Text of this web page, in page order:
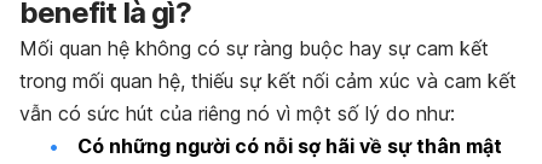
benefit là gì?
Mối quan hệ không có sự ràng buộc hay sự cam kết
trong mối quan hệ, thiếu sự kết nối cảm xúc và cam kết
vẫn có sức hút của riêng nó vì một số lý do như:
Có những người có nỗi sợ hãi về sự thân mật